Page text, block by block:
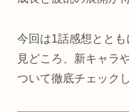
今回は1話感想とと
見どころ、新キャラ
ついて徹底チェック